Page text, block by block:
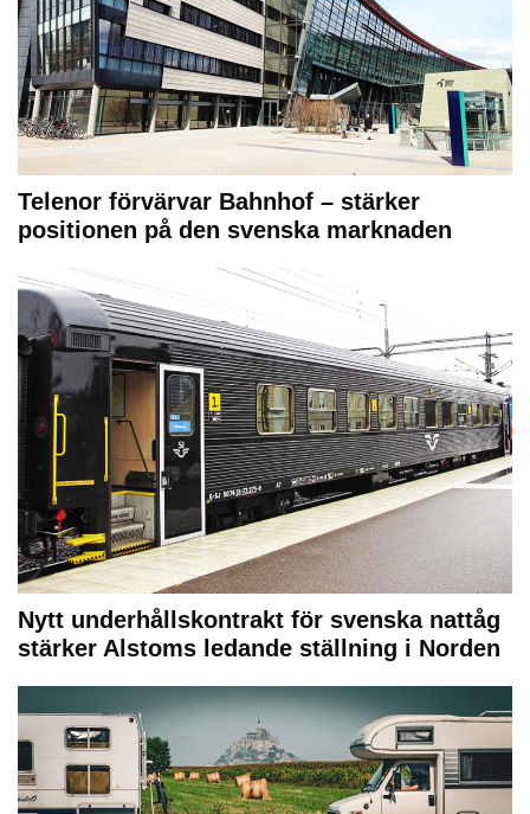
Telenor förvärvar Bahnhof – stärker
positionen på den svenska marknaden
Nytt underhållskontrakt för svenska nattåg
stärker Alstoms ledande ställning i Norden